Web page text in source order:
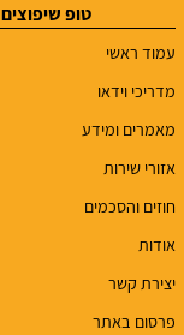
טופ שיפוצים
עמוד ראשי
מדריכי וידאו
מאמרים ומידע
אזורי שירות
חוזים והסכמים
אודות
יצירת קשר
פרסום באתר